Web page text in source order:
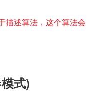
描述算法，这个算法会
式)